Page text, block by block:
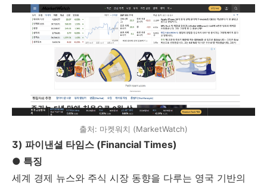
출처: 마켓워치 (MarketWatch)
3) 파이낸셜 타임스 (Financial Times)
● 특징
세계 경제 뉴스와 주식 시장 동향을 다루는 영국 기반의